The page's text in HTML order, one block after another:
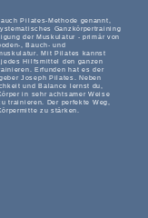
Pilates-Methode genannt,
Ganzkörpertraining
der Muskulatur - primär von
, Bauch- und
Mit Pilates kannst
jedes Hilfsmittel den ganzen
Erfunden hat es der
Joseph Pilates. Neben
und Balance lernst du,
in sehr achtsamer Weise
trainieren. Der perfekte Weg,
zu stärken.